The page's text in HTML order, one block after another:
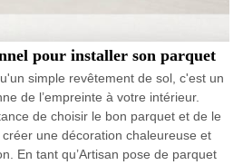
pour installer son parquet
simple revêtement de sol, c'est un
de l’empreinte à votre intérieur.
de choisir le bon parquet et de le
une décoration chaleureuse et
En tant qu’Artisan pose de parquet